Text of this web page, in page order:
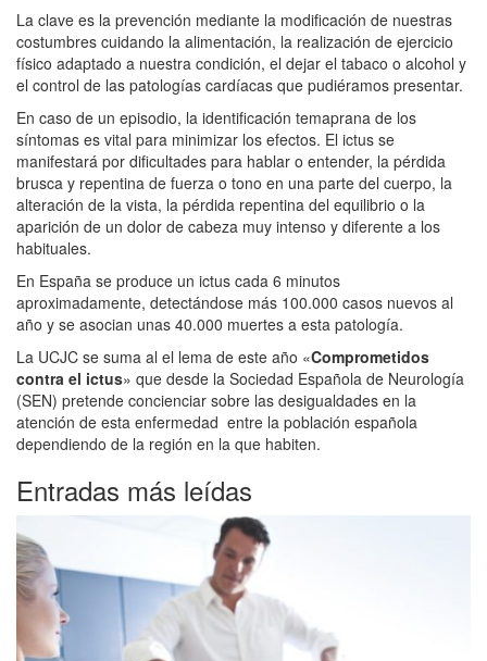
La clave es la prevención mediante la modificación de nuestras
costumbres cuidando la alimentación, la realización de ejercicio
físico adaptado a nuestra condición, el dejar el tabaco o alcohol y
el control de las patologías cardíacas que pudiéramos presentar.
En caso de un episodio, la identificación temaprana de los
síntomas es vital para minimizar los efectos. El ictus se
manifestará por dificultades para hablar o entender, la pérdida
brusca y repentina de fuerza o tono en una parte del cuerpo, la
alteración de la vista, la pérdida repentina del equilibrio o la
aparición de un dolor de cabeza muy intenso y diferente a los
habituales.
En España se produce un ictus cada 6 minutos
aproximadamente, detectándose más 100.000 casos nuevos al
año y se asocian unas 40.000 muertes a esta patología.
La UCJC se suma al el lema de este año «Comprometidos
contra el ictus» que desde la Sociedad Española de Neurología
(SEN) pretende concienciar sobre las desigualdades en la
atención de esta enfermedad entre la población española
dependiendo de la región en la que habiten.
Entradas más leídas